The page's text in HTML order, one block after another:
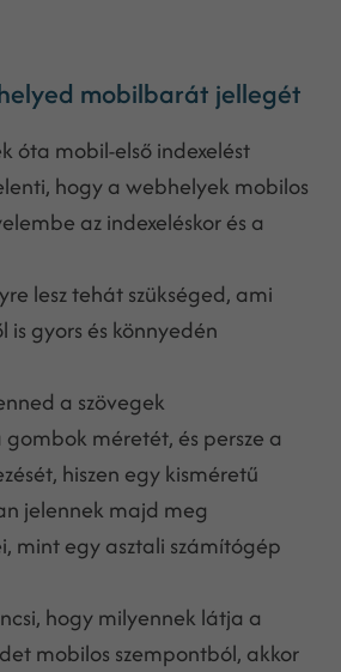
mobilbarát jellegét
óta mobil-első indexelést
hogy a webhelyek mobilos
az indexeléskor és a
lesz tehát szükséged, ami
is gyors és könnyedén
a szövegek
méretét, és persze a
hiszen egy kisméretű
jelennek majd meg
mint egy asztali számítógép
hogy milyennek látja a
mobilos szempontból, akkor